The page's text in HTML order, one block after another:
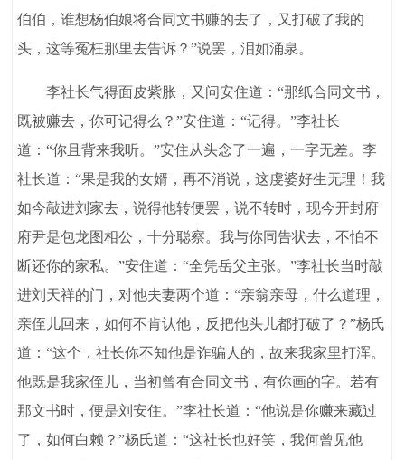
伯伯，谁想杨伯娘将合同文书赚的去了，又打破了我的
头，这等冤枉那里去告诉？”说罢，泪如涌泉。
李社长气得面皮紫胀，又问安住道：“那纸合同文书，
既被赚去，你可记得么？”安住道：“记得。”李社长
道：“你且背来我听。”安住从头念了一遍，一字无差。李
社长道：“果是我的女婿，再不消说，这虔婆好生无理！我
如今敲进刘家去，说得他转便罢，说不转时，现今开封府
府尹是包龙图相公，十分聪察。我与你同告状去，不怕不
断还你的家私。”安住道：“全凭岳父主张。”李社长当时敲
进刘天祥的门，对他夫妻两个道：“亲翁亲母，什么道理，
亲侄儿回来，如何不肯认他，反把他头儿都打破了？”杨氏
道：“这个，社长你不知他是诈骗人的，故来我家里打浑。
他既是我家侄儿，当初曾有合同文书，有你画的字。若有
那文书时，便是刘安住。”李社长道：“他说是你赚来藏过
了，如何白赖？”杨氏道：“这社长也好笑，我何曾见他